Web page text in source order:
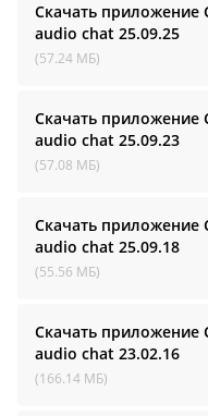
Скачать приложение
audio cha‪t 25.09.25
(57.24 МБ)
Скачать приложение
audio cha‪t 25.09.23
(57.08 МБ)
Скачать приложение
audio cha‪t 25.09.18
(55.56 МБ)
Скачать приложение
audio cha‪t 23.02.16
(166.14 МБ)